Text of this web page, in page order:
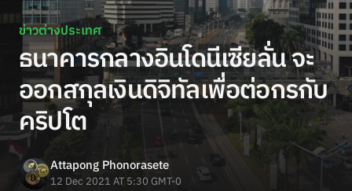
ข่าวต่างประเทศ
ธนาคารกลางอินโดนีเซียลั่น จะ
ออกสกุลเงินดิจิทัลเพื่อต่อกรกับ
คริปโต
Attapong Phonorasete
12 Dec 2021 AT 5:30 GMT-0